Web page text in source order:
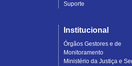
Suporte
Institucional
Órgãos Gestores e de
Monitoramento
Ministério da Justiça e